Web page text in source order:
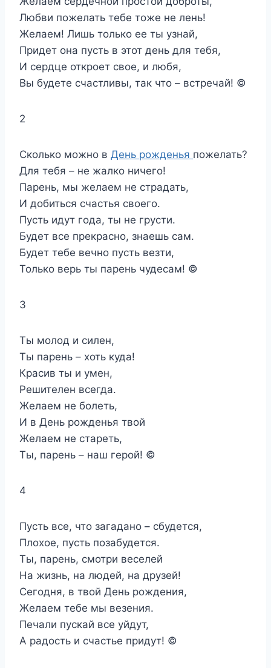
Любви пожелать тебе тоже не лень!
Желаем! Лишь только ее ты узнай,
Придет она пусть в этот день для тебя,
И сердце откроет свое, и любя,
Вы будете счастливы, так что – встречай! ©
2
Сколько можно в День рожденья пожелать?
Для тебя – не жалко ничего!
Парень, мы желаем не страдать,
И добиться счастья своего.
Пусть идут года, ты не грусти.
Будет все прекрасно, знаешь сам.
Будет тебе вечно пусть везти,
Только верь ты парень чудесам! ©
3
Ты молод и силен,
Ты парень – хоть куда!
Красив ты и умен,
Решителен всегда.
Желаем не болеть,
И в День рожденья твой
Желаем не стареть,
Ты, парень – наш герой! ©
4
Пусть все, что загадано – сбудется,
Плохое, пусть позабудется.
Ты, парень, смотри веселей
На жизнь, на людей, на друзей!
Сегодня, в твой День рождения,
Желаем тебе мы везения.
Печали пускай все уйдут,
А радость и счастье придут! ©